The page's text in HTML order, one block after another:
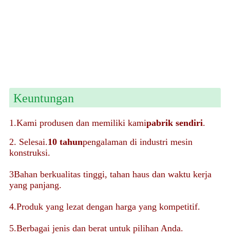
Keuntungan
1.Kami produsen dan memiliki kamipabrik sendiri.
2. Selesai.10 tahunpengalaman di industri mesin
konstruksi.
3Bahan berkualitas tinggi, tahan haus dan waktu kerja
yang panjang.
4.Produk yang lezat dengan harga yang kompetitif.
5.Berbagai jenis dan berat untuk pilihan Anda.